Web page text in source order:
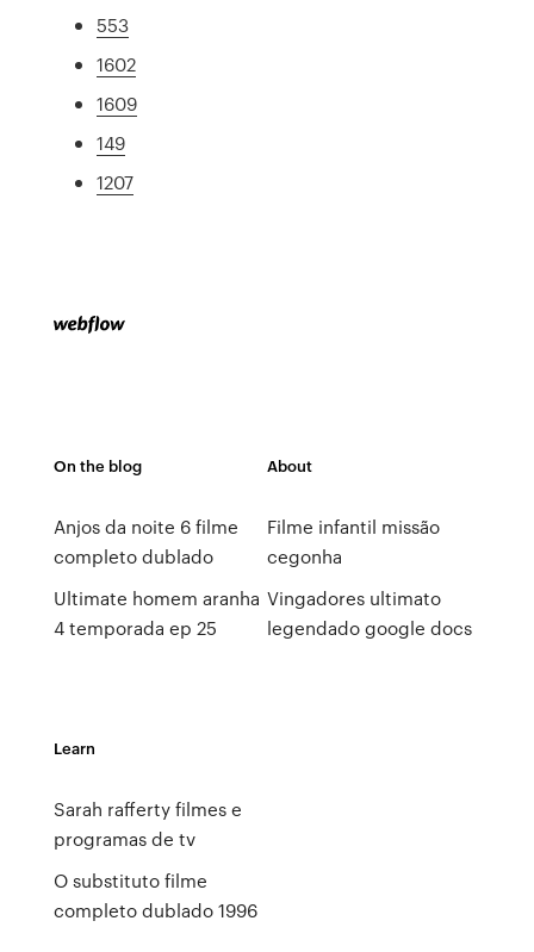
553
1602
1609
149
1207
On the blog
Anjos da noite 6 filme
completo dublado
Ultimate homem aranha
4 temporada ep 25
About
Filme infantil missão
cegonha
Vingadores ultimato
legendado google docs
Learn
Sarah rafferty filmes e
programas de tv
O substituto filme
completo dublado 1996